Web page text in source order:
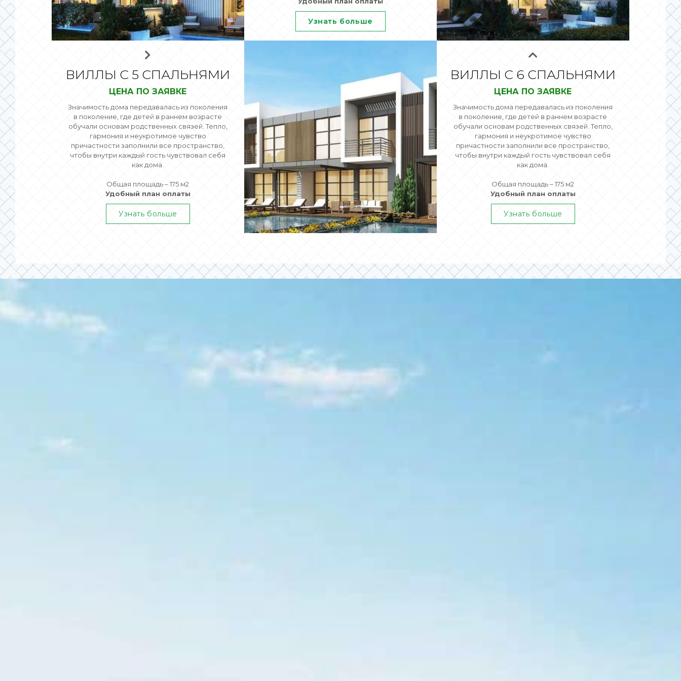
Узнать больше
ВИЛЛЫ С 5 СПАЛЬНЯМИ
ЦЕНА ПО ЗАЯВКЕ
Значимость дома передавалась из поколения
в поколение, где детей в раннем возрасте
обучали основам родственных связей. Тепло,
гармония и неукротимое чувство
причастности заполнили все пространство,
чтобы внутри каждый гость чувствовал себя
как дома.
Общая площадь – 175 м2
Удобный план оплаты
Узнать больше
ВИЛЛЫ С 6 СПАЛЬНЯМИ
ЦЕНА ПО ЗАЯВКЕ
Значимость дома передавалась из поколения
в поколение, где детей в раннем возрасте
обучали основам родственных связей. Тепло,
гармония и неукротимое чувство
причастности заполнили все пространство,
чтобы внутри каждый гость чувствовал себя
как дома.
Общая площадь – 175 м2
Удобный план оплаты
Узнать больше